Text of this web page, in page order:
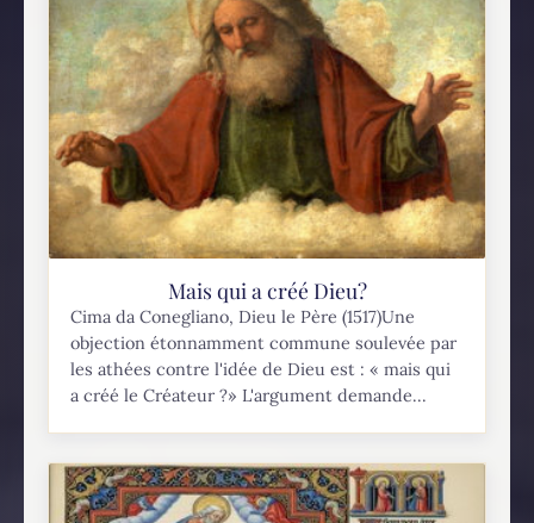
Mais qui a créé Dieu?
Cima da Conegliano, Dieu le Père (1517)Une
objection étonnamment commune soulevée par
les athées contre l'idée de Dieu est : « mais qui
a créé le Créateur ?» L'argument demande...